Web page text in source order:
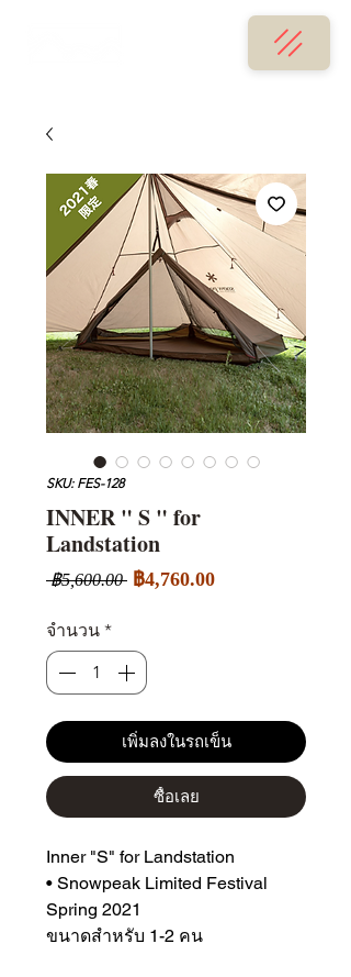
SKU: FES-128
INNER " S " for
Landstation
฿5,600.00 ราคา
฿4,760.00ราคา
จำนวน *
เพิ่มลงในรถเข็น
ซื้อเลย
Inner "S" for Landstation
• Snowpeak Limited Festival
Spring 2021
ขนาดสำหรับ 1-2 คน